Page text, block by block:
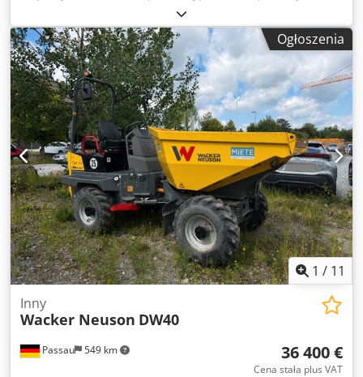
zadowoleni z Twojej wizyty - więcej maszyn w magazynie
Dostępne natychmiast - możliwość sprawdzenia Na stanie
Emskirchen / Norymberga - Możliwość przetestowania
Ogłoszenia
1 / 11
Passau 549 km
Inny
Wacker Neuson DW40
36 400 €
Cena stała plus VAT